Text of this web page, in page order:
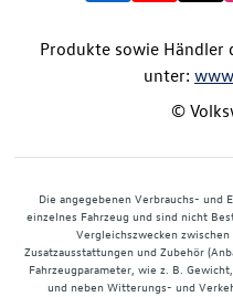
Produkte sowie Händler
unter:
©
Die angegebenen Verbrauchs- und
einzelnes Fahrzeug und sind nicht
Vergleichszwecken
Zusatzausstattungen und Zubehör
Fahrzeugparameter, wie z. B.
und neben Witterungs- und